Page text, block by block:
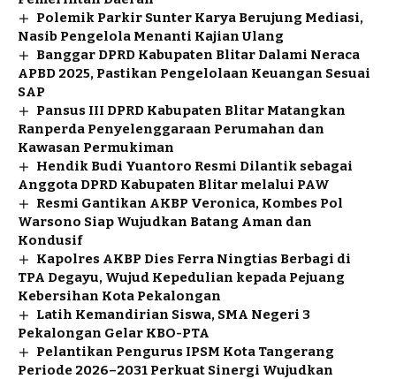
Polemik Parkir Sunter Karya Berujung Mediasi,
Nasib Pengelola Menanti Kajian Ulang
Banggar DPRD Kabupaten Blitar Dalami Neraca
APBD 2025, Pastikan Pengelolaan Keuangan Sesuai
SAP
Pansus III DPRD Kabupaten Blitar Matangkan
Ranperda Penyelenggaraan Perumahan dan
Kawasan Permukiman
Hendik Budi Yuantoro Resmi Dilantik sebagai
Anggota DPRD Kabupaten Blitar melalui PAW
Resmi Gantikan AKBP Veronica, Kombes Pol
Warsono Siap Wujudkan Batang Aman dan
Kondusif
Kapolres AKBP Dies Ferra Ningtias Berbagi di
TPA Degayu, Wujud Kepedulian kepada Pejuang
Kebersihan Kota Pekalongan
Latih Kemandirian Siswa, SMA Negeri 3
Pekalongan Gelar KBO-PTA
Pelantikan Pengurus IPSM Kota Tangerang
Periode 2026–2031 Perkuat Sinergi Wujudkan